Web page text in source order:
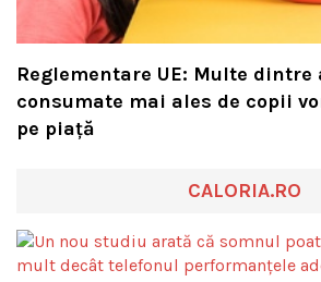
Reglementare UE: Multe
consumate mai ales de copii
pe piață
CALORIA.RO